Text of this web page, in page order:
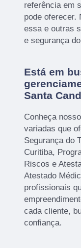
referência em
pode oferecer.
essa e outras
e segurança
Está em
Santa
Conheça
variadas que
Segurança do
Curitiba,
Riscos e
Atestado
profissionais
cada cliente,
confiança.